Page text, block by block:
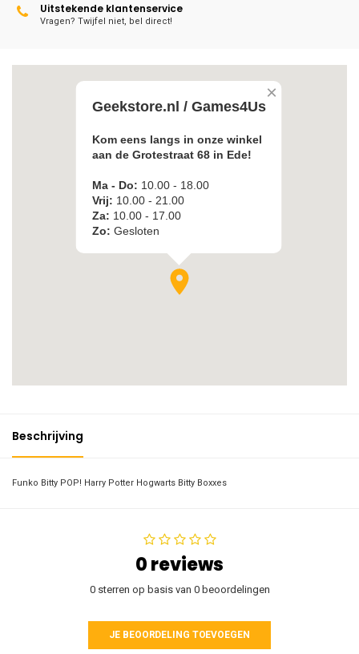
Uitstekende klantenservice
Vragen? Twijfel niet, bel direct!
Beschrijving
Funko Bitty POP! Harry Potter Hogwarts Bitty Boxxes
0 reviews
0 sterren op basis van 0 beoordelingen
JE BEOORDELING TOEVOEGEN